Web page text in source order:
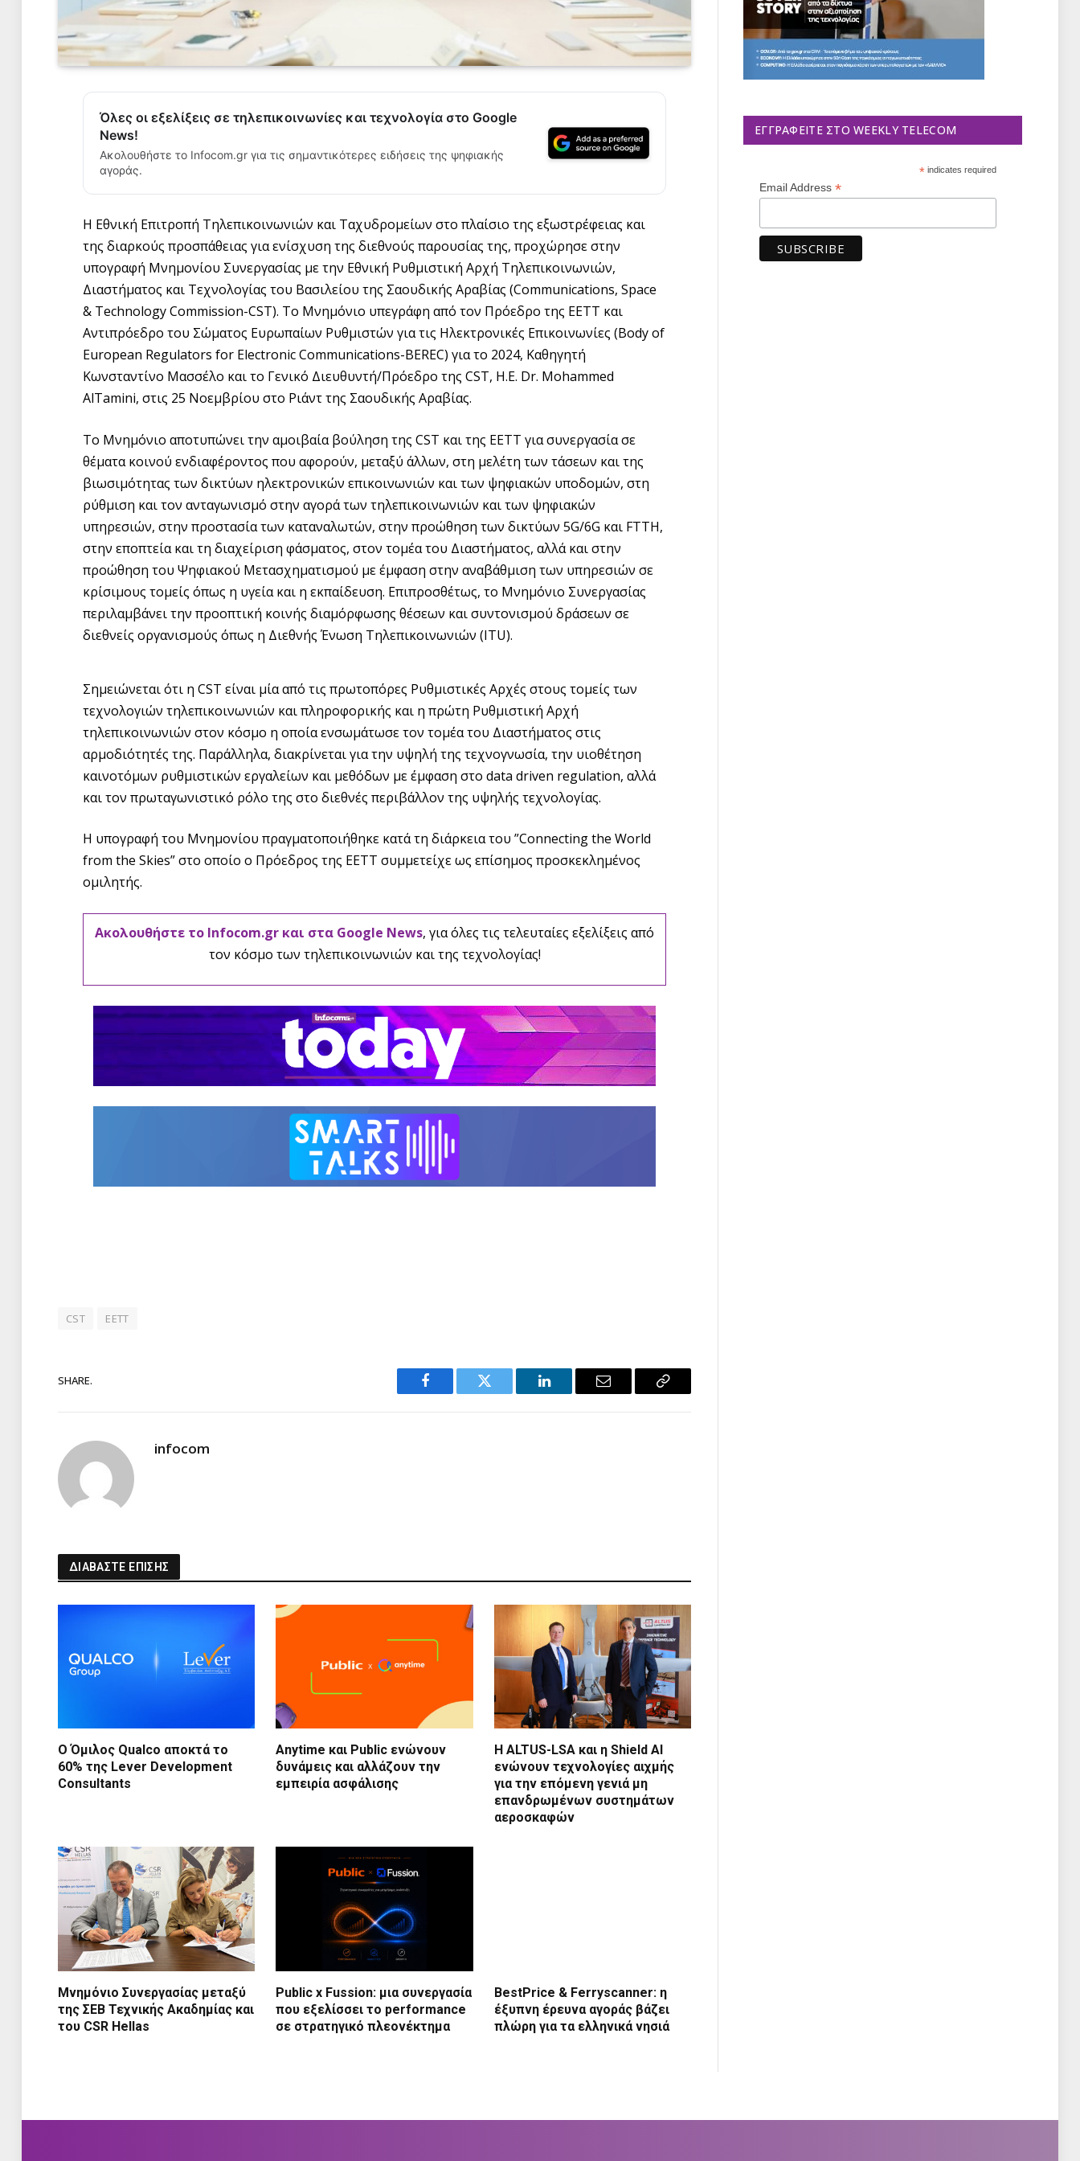
Όλες οι εξελίξεις σε τηλεπικοινωνίες και τεχνολογία στο Google
News!
Ακολουθήστε το Infocom.gr για τις σημαντικότερες ειδήσεις της ψηφιακής
αγοράς.
Η Εθνική Επιτροπή Τηλεπικοινωνιών και Ταχυδρομείων στο πλαίσιο της εξωστρέφειας και
της διαρκούς προσπάθειας για ενίσχυση της διεθνούς παρουσίας της, προχώρησε στην
υπογραφή Μνημονίου Συνεργασίας με την Εθνική Ρυθμιστική Αρχή Τηλεπικοινωνιών,
Διαστήματος και Τεχνολογίας του Βασιλείου της Σαουδικής Αραβίας (Communications, Space
& Technology Commission-CST). Το Μνημόνιο υπεγράφη από τον Πρόεδρο της ΕΕΤΤ και
Αντιπρόεδρο του Σώματος Ευρωπαίων Ρυθμιστών για τις Ηλεκτρονικές Επικοινωνίες (Body of
European Regulators for Electronic Communications-BEREC) για το 2024, Καθηγητή
Κωνσταντίνο Μασσέλο και το Γενικό Διευθυντή/Πρόεδρο της CST, H.E. Dr. Mohammed
AlTamini, στις 25 Νοεμβρίου στο Ριάντ της Σαουδικής Αραβίας.
Το Μνημόνιο αποτυπώνει την αμοιβαία βούληση της CST και της ΕΕΤΤ για συνεργασία σε
θέματα κοινού ενδιαφέροντος που αφορούν, μεταξύ άλλων, στη μελέτη των τάσεων και της
βιωσιμότητας των δικτύων ηλεκτρονικών επικοινωνιών και των ψηφιακών υποδομών, στη
ρύθμιση και τον ανταγωνισμό στην αγορά των τηλεπικοινωνιών και των ψηφιακών
υπηρεσιών, στην προστασία των καταναλωτών, στην προώθηση των δικτύων 5G/6G και FTTH,
στην εποπτεία και τη διαχείριση φάσματος, στον τομέα του Διαστήματος, αλλά και στην
προώθηση του Ψηφιακού Μετασχηματισμού με έμφαση στην αναβάθμιση των υπηρεσιών σε
κρίσιμους τομείς όπως η υγεία και η εκπαίδευση. Επιπροσθέτως, το Μνημόνιο Συνεργασίας
περιλαμβάνει την προοπτική κοινής διαμόρφωσης θέσεων και συντονισμού δράσεων σε
διεθνείς οργανισμούς όπως η Διεθνής Ένωση Τηλεπικοινωνιών (ITU).
Σημειώνεται ότι η CST είναι μία από τις πρωτοπόρες Ρυθμιστικές Αρχές στους τομείς των
τεχνολογιών τηλεπικοινωνιών και πληροφορικής και η πρώτη Ρυθμιστική Αρχή
τηλεπικοινωνιών στον κόσμο η οποία ενσωμάτωσε τον τομέα του Διαστήματος στις
αρμοδιότητές της. Παράλληλα, διακρίνεται για την υψηλή της τεχνογνωσία, την υιοθέτηση
καινοτόμων ρυθμιστικών εργαλείων και μεθόδων με έμφαση στο data driven regulation, αλλά
και τον πρωταγωνιστικό ρόλο της στο διεθνές περιβάλλον της υψηλής τεχνολογίας.
Η υπογραφή του Μνημονίου πραγματοποιήθηκε κατά τη διάρκεια του ”Connecting the World
from the Skies” στο οποίο ο Πρόεδρος της ΕΕΤΤ συμμετείχε ως επίσημος προσκεκλημένος
ομιλητής.
Ακολουθήστε το Infocom.gr και στα Google News, για όλες τις τελευταίες εξελίξεις από
τον κόσμο των τηλεπικοινωνιών και της τεχνολογίας!
CST ΕΕΤΤ
SHARE.
Facebook Twitter LinkedIn Email
Copy
infocom
ΔΙΑΒΑΣΤΕ ΕΠΙΣΗΣ
Ο Όμιλος Qualco αποκτά το
60% της Lever Development
Consultants
Anytime και Public ενώνουν
δυνάμεις και αλλάζουν την
εμπειρία ασφάλισης
Η ALTUS-LSA και η Shield AI
ενώνουν τεχνολογίες αιχμής
για την επόμενη γενιά μη
επανδρωμένων συστημάτων
αεροσκαφών
Μνημόνιο Συνεργασίας μεταξύ
της ΣΕΒ Τεχνικής Ακαδημίας και
του CSR Hellas
Public x Fussion: μια συνεργασία
που εξελίσσει το performance
σε στρατηγικό πλεονέκτημα
BestPrice & Ferryscanner: η
έξυπνη έρευνα αγοράς βάζει
πλώρη για τα ελληνικά νησιά
ΕΓΓΡΑΦΕΊΤΕ ΣΤΟ WEEKLY TELECOM
*indicates required
Email Address *